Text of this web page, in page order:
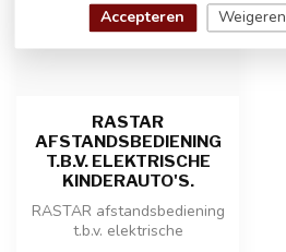
RASTAR
AFSTANDSBEDIENING
T.B.V. ELEKTRISCHE
KINDERAUTO'S.
RASTAR afstandsbediening
t.b.v. elektrische
Accepteren Weigeren